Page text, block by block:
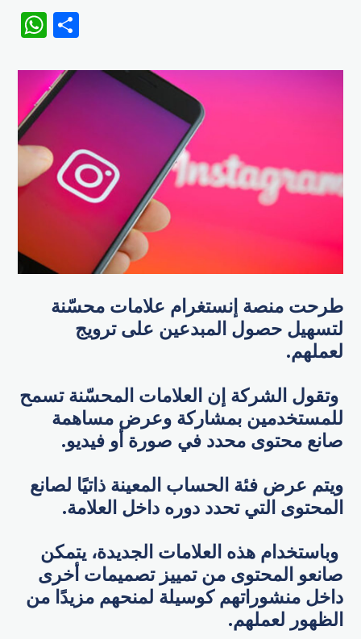
WhatsApp
طرحت منصة إنستغرام علامات محسّنة
لتسهيل حصول المبدعين على ترويج
لعملهم.
وتقول الشركة إن العلامات المحسّنة تسمح
للمستخدمين بمشاركة وعرض مساهمة
صانع محتوى محدد في صورة أو فيديو.
ويتم عرض فئة الحساب المعينة ذاتيًا لصانع
المحتوى التي تحدد دوره داخل العلامة.
وباستخدام هذه العلامات الجديدة، يتمكن
صانعو المحتوى من تمييز تصميمات أخرى
داخل منشوراتهم كوسيلة لمنحهم مزيدًا من
الظهور لعملهم.